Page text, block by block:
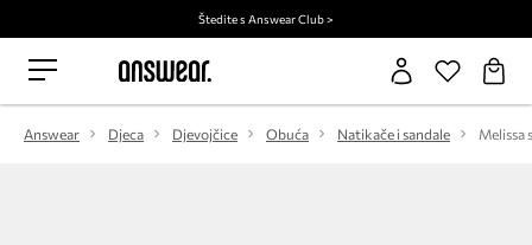
Štedite s Answear Club >
Answear Djeca Djevojčice Obuća Natikače i sandale